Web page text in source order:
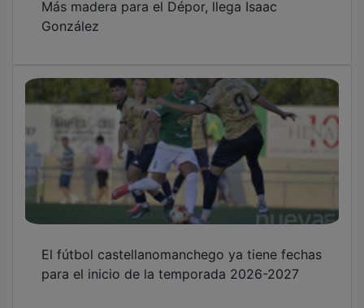
González
para el inicio de la temporada 2026-2027